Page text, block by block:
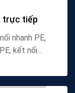
trực tiếp
nhanh PE,
kết nối
kết
HDPE, kết